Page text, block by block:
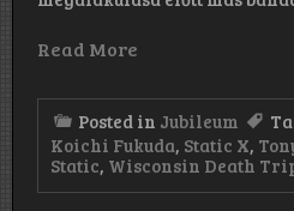
Read More
Posted in Jubileum
Koichi Fukuda, Static X,
Static, Wisconsin Death